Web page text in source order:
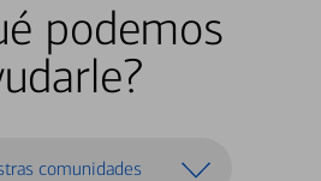
podemos
comunidades